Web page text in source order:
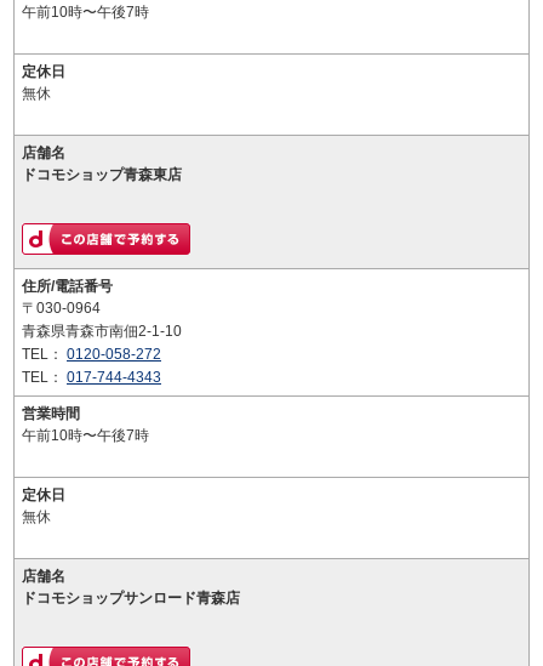
午前10時〜午後7時
定休日
無休
店舗名
ドコモショップ青森東店
住所/電話番号
〒030-0964
青森県青森市南佃2-1-10
TEL： 0120-058-272
TEL： 017-744-4343
営業時間
午前10時〜午後7時
定休日
無休
店舗名
ドコモショップサンロード青森店